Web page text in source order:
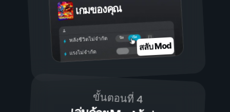
เกมของคุณ
เปิด
ปิด
พลังชีวิตไม่จำกัด
แรงไม่จำกัด สลับ Mod
ขั้นตอนที่ 4